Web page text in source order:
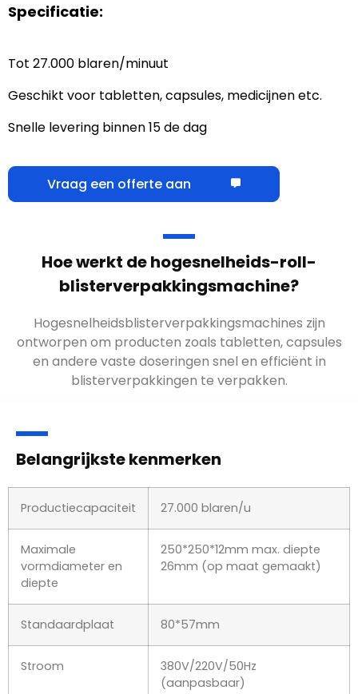
Specificatie:
Tot 27.000 blaren/minuut
Geschikt voor tabletten, capsules, medicijnen etc.
Snelle levering binnen 15 de dag
Vraag een offerte aan
Hoe werkt de hogesnelheids-roll-
blisterverpakkingsmachine?
Hogesnelheidsblisterverpakkingsmachines zijn
ontworpen om producten zoals tabletten, capsules
en andere vaste doseringen snel en efficiënt in
blisterverpakkingen te verpakken.
Belangrijkste kenmerken
Productiecapaciteit 27.000 blaren/u
Maximale
vormdiameter en
diepte
250*250*12mm max. diepte
26mm (op maat gemaakt)
Standaardplaat 80*57mm
Stroom
380V/220V/50Hz
(aanpasbaar)